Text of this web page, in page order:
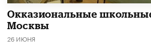
​Окказиональные
Москвы
26 ИЮНЯ